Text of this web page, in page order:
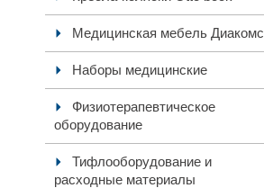
Медицинская мебель Диакомс
Наборы медицинские
Физиотерапевтическое
оборудование
Тифлооборудование и
расходные материалы